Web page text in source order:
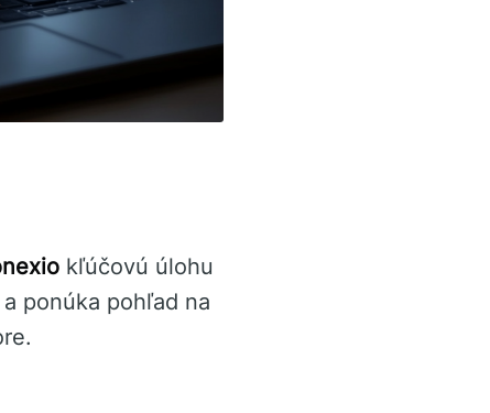
kľúčovú úlohu
a ponúka pohľad na